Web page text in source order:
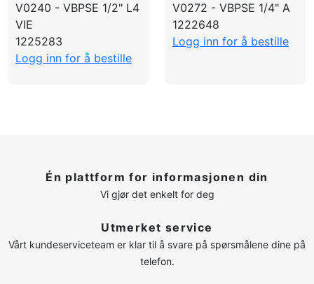
V0240 - VBPSE 1/2" L4
VIE
1225283
Logg inn for å bestille
V0272 - VBPSE 1/4" A
1222648
Logg inn for å bestille
Én plattform for informasjonen din
Vi gjør det enkelt for deg
Utmerket service
Vårt kundeserviceteam er klar til å svare på spørsmålene dine på
telefon.